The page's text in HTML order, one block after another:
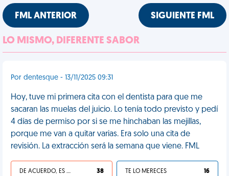
FML ANTERIOR SIGUIENTE FML
LO MISMO, DIFERENTE SABOR
Por dentesque - 13/11/2025 09:31
Hoy, tuve mi primera cita con el dentista para que me
sacaran las muelas del juicio. Lo tenía todo previsto y pedí
4 días de permiso por si se me hinchaban las mejillas,
porque me van a quitar varias. Era solo una cita de
revisión. La extracción será la semana que viene. FML
DE ACUERDO, ES UNA VIDA HP 38 TE LO MERECES 16